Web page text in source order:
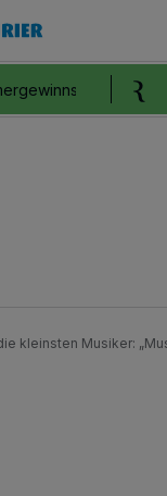
kleinsten Musiker: